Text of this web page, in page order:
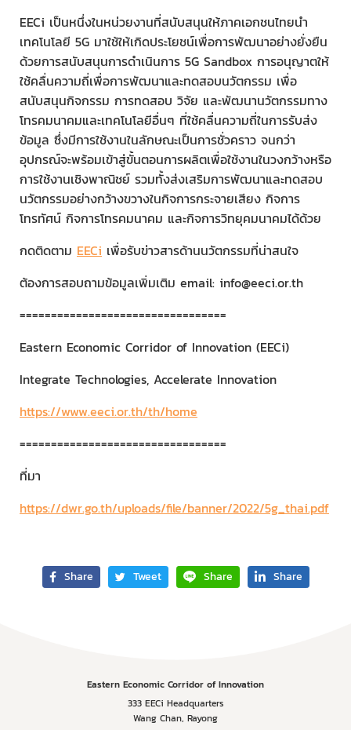
EECi เป็นหนึ่งในหน่วยงานที่สนับสนุนให้ภาคเอกชนไทยนำ
เทคโนโลยี 5G มาใช้ให้เกิดประโยชน์เพื่อการพัฒนาอย่างยั่งยืน
ด้วยการสนับสนุนการดำเนินการ 5G Sandbox การอนุญาตให้
ใช้คลื่นความถี่เพื่อการพัฒนาและทดสอบนวัตกรรม เพื่อ
สนับสนุนกิจกรรม การทดสอบ วิจัย และพัฒนานวัตกรรมทาง
โทรคมนาคมและเทคโนโลยีอื่นๆ ที่ใช้คลื่นความถี่ในการรับส่ง
ข้อมูล ซึ่งมีการใช้งานในลักษณะเป็นการชั่วคราว จนกว่า
อุปกรณ์จะพร้อมเข้าสู่ขั้นตอนการผลิตเพื่อใช้งานในวงกว้างหรือ
การใช้งานเชิงพาณิชย์ รวมทั้งส่งเสริมการพัฒนาและทดสอบ
นวัตกรรมอย่างกว้างขวางในกิจการกระจายเสียง กิจการ
โทรทัศน์ กิจการโทรคมนาคม และกิจการวิทยุคมนาคมได้ด้วย
กดติดตาม EECi เพื่อรับข่าวสารด้านนวัตกรรมที่น่าสนใจ
ต้องการสอบถามข้อมูลเพิ่มเติม email: info@eeci.or.th
=================================
Eastern Economic Corridor of Innovation (EECi)
Integrate Technologies, Accelerate Innovation
https://www.eeci.or.th/th/home
=================================
ที่มา
https://dwr.go.th/uploads/file/banner/2022/5g_thai.pdf
Share Tweet Share Share
Eastern Economic Corridor of Innovation
333 EECi Headquarters
Wang Chan, Rayong